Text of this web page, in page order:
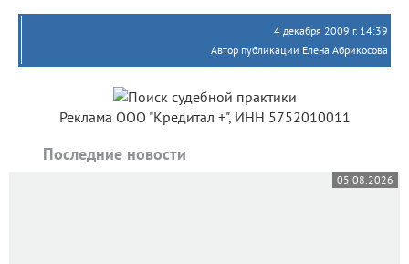
4 декабря 2009 г. 14:39
Автор публикации Елена Абрикосова
Реклама ООО "Кредитал +", ИНН 5752010011
Последние новости
05.08.2026